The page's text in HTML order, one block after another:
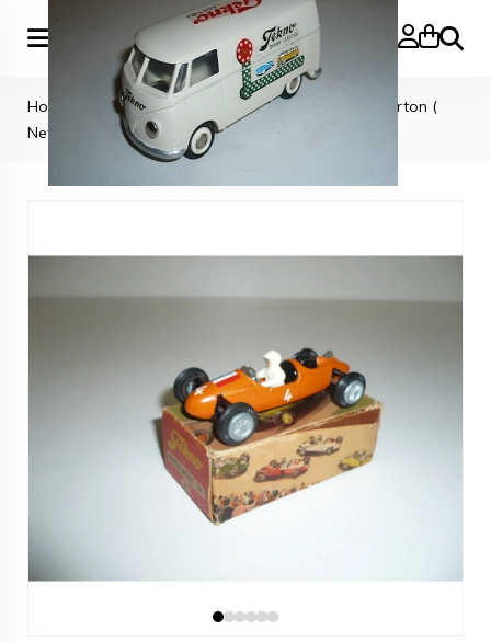
Search
Home TEKNO CARS
Tekno Denmark Cooper Norton (
Netherlands ) MIB